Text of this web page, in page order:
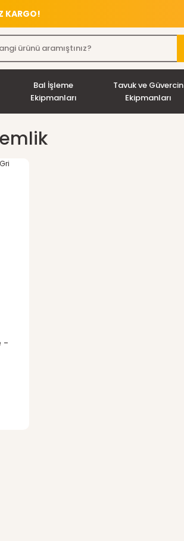
KARGO!
Bal İşleme
Ekipmanları
Tavuk ve Güvercin
Ekipmanları
-